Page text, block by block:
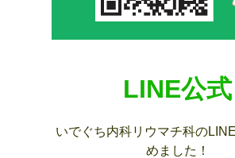
LINE公式
いでぐち内科リウマチ科の
めました！